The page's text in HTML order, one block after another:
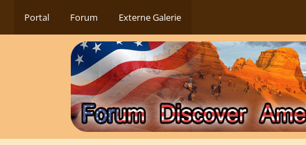
Portal Forum Externe Galerie